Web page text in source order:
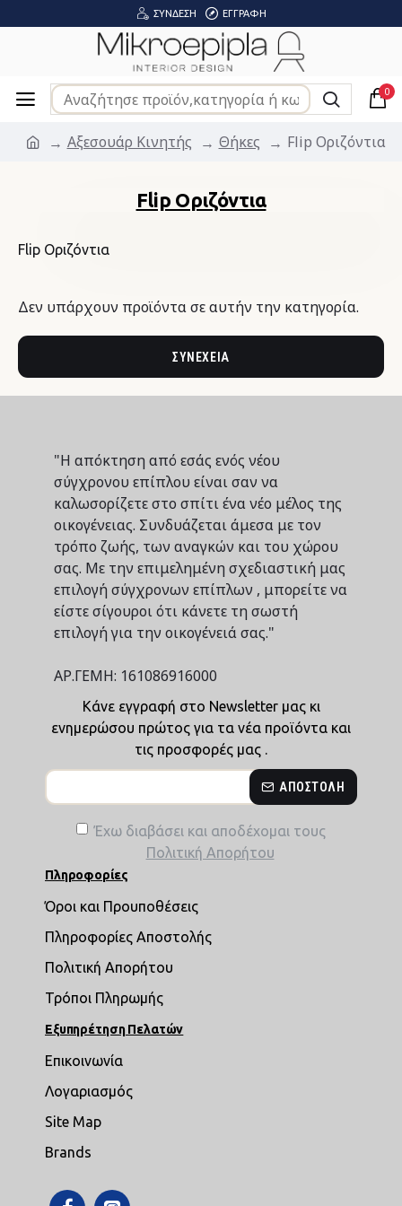
ΣΎΝΔΕΣΗ ΕΓΓΡΑΦΉ
0
Αξεσουάρ Κινητής Θήκες Flip Οριζόντια
Flip Οριζόντια
Flip Οριζόντια
Δεν υπάρχουν προϊόντα σε αυτήν την κατηγορία.
ΣΥΝΈΧΕΙΑ
"Η απόκτηση από εσάς ενός νέου
σύγχρονου επίπλου είναι σαν να
καλωσορίζετε στο σπίτι ένα νέο μέλος της
οικογένειας. Συνδυάζεται άμεσα με τον
τρόπο ζωής, των αναγκών και του χώρου
σας. Με την επιμελημένη σχεδιαστική μας
επιλογή σύγχρονων επίπλων , μπορείτε να
είστε σίγουροι ότι κάνετε τη σωστή
επιλογή για την οικογένειά σας."
ΑΡ.ΓΕΜΗ: 161086916000
Κάνε εγγραφή στο Newsletter μας κι
ενημερώσου πρώτος για τα νέα προϊόντα και
τις προσφορές μας .
ΑΠΟΣΤΟΛΉ
Έχω διαβάσει και αποδέχομαι τους
Πολιτική Απορήτου
Πληροφορίες
Όροι και Προυποθέσεις
Πληροφορίες Αποστολής
Πολιτική Απορήτου
Τρόποι Πληρωμής
Εξυπηρέτηση Πελατών
Επικοινωνία
Λογαριασμός
Site Map
Brands